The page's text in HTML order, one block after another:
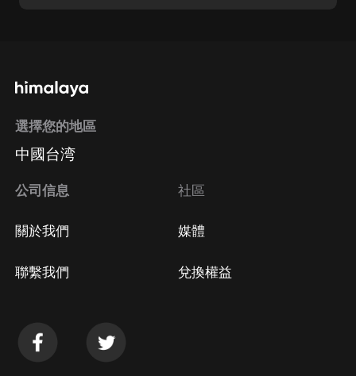
選擇您的地區
中國台湾
公司信息
關於我們
聯繫我們
社區
媒體
兌換權益